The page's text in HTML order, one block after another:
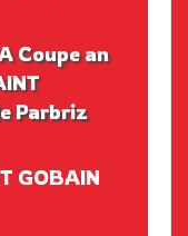
Coupe an
Parbriz
GOBAIN